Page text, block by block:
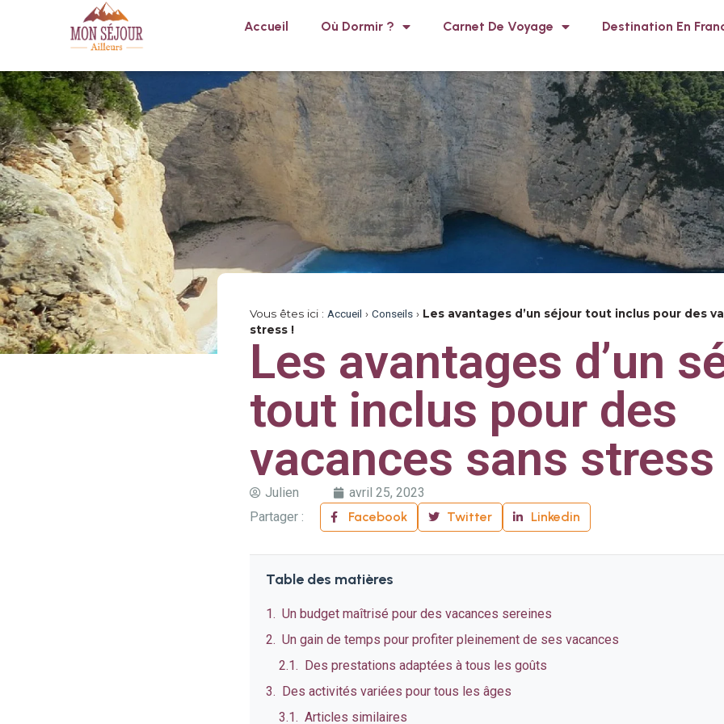
Accueil Où Dormir ? Carnet De Voyage Destination En
Vous êtes ici : Accueil › Conseils› Les avantages d’un séjour tout inclus pour des
stress !
Les avantages d’un
tout inclus pour des
vacances sans stress
Julien
avril 25, 2023
Partager :
Facebook Twitter Linkedin
Table des matières
Un budget maîtrisé pour des vacances sereines
Un gain de temps pour profiter pleinement de ses vacances
Des prestations adaptées à tous les goûts
Des activités variées pour tous les âges
Articles similaires